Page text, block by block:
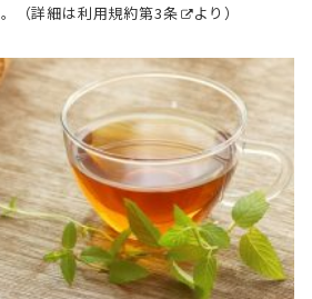
（詳細は利用規約第3条 より）